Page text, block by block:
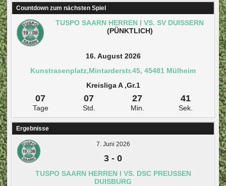
Countdown zum nächsten Spiel
TUSPO SAARN HERREN I VS. SV DUISSERN
(PÜNKTLICH)
16. August 2026
Kunstrasenplatz,Mintarderstr.45, 45481 Mülheim
Kreisliga A ,Gr.1
07
Tage
07
Std.
27
Min.
40
Sek.
Ergebnisse
7. Juni 2026
3 - 0
TUSPO SAARN HERREN I VS. DSC PREUSSEN D
UISBURG